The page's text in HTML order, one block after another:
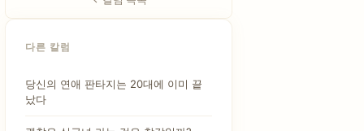
다른 칼럼
당신의 연애 판타지는 20대에 이미 끝
났다